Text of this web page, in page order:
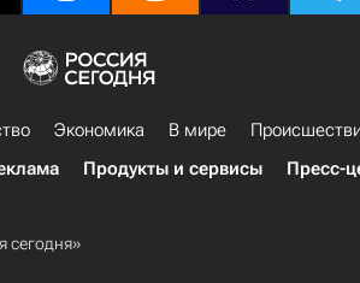
Экономика В мире
Продукты и сервисы Пресс-
сегодня»